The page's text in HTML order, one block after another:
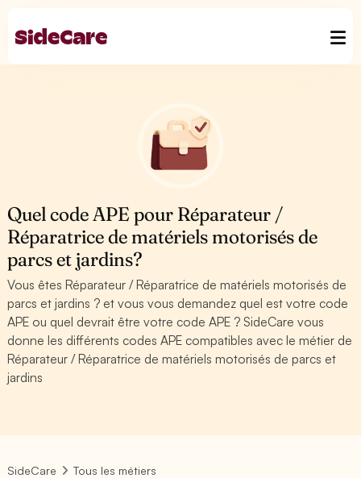
Quel code APE pour Réparateur /
Réparatrice de matériels motorisés de
parcs et jardins?
Vous êtes Réparateur / Réparatrice de matériels motorisés de
parcs et jardins ? et vous vous demandez quel est votre code
APE ou quel devrait être votre code APE ? SideCare vous
donne les différents codes APE compatibles avec le métier de
Réparateur / Réparatrice de matériels motorisés de parcs et
jardins
SideCare
Tous les métiers